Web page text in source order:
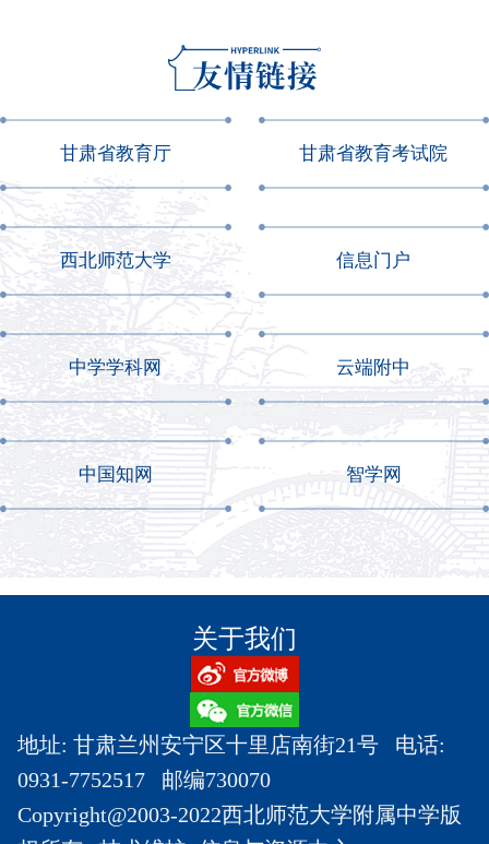
甘肃省教育厅 甘肃省教育考试院
西北师范大学 信息门户
中学学科网 云端附中
中国知网 智学网
关于我们
地址: 甘肃兰州安宁区十里店南街21号 电话:
0931-7752517 邮编730070
Copyright@2003-2022西北师范大学附属中学版